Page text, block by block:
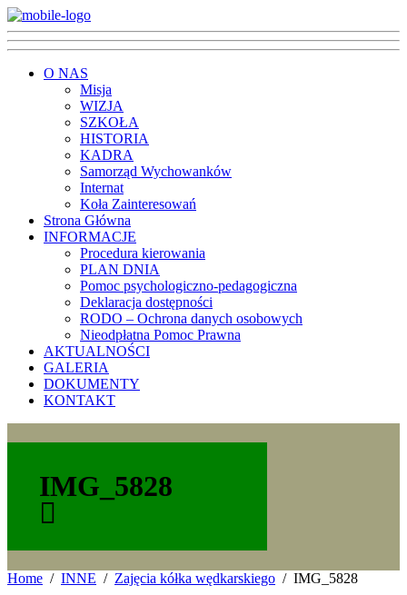
O NAS
Misja
WIZJA
SZKOŁA
HISTORIA
KADRA
Samorząd Wychowanków
Internat
Koła Zainteresowań
Strona Główna
INFORMACJE
Procedura kierowania
PLAN DNIA
Pomoc psychologiczno-pedagogiczna
Deklaracja dostępności
RODO – Ochrona danych osobowych
Nieodpłatna Pomoc Prawna
AKTUALNOŚCI
GALERIA
DOKUMENTY
KONTAKT
IMG_5828
Home INNE Zajęcia kółka wędkarskiego IMG_5828